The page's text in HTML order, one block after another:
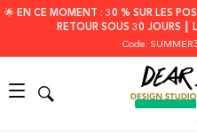
🌟 EN CE MOMENT : 30 % SUR LES
RETOUR SOUS 30 JOURS ┃
Code: